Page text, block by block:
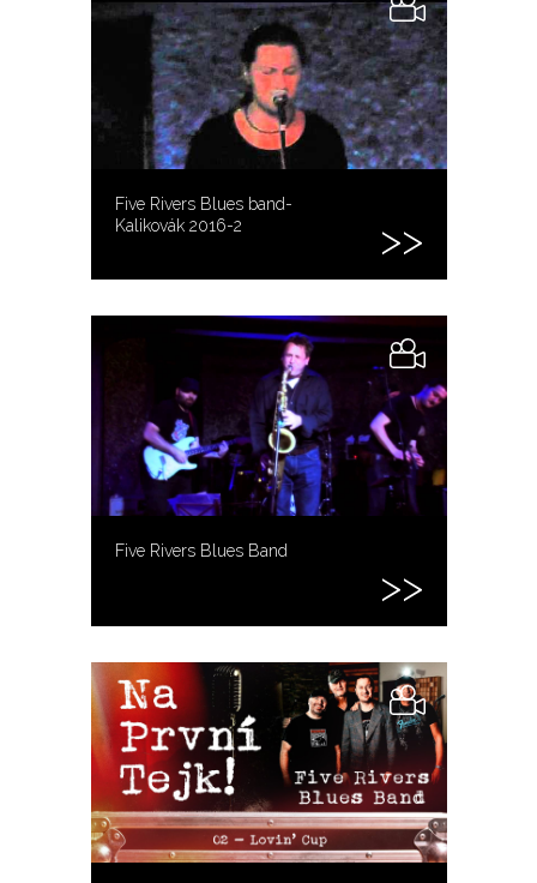
Five Rivers Blues band-
Kalikovák 2016-2
Five Rivers Blues Band